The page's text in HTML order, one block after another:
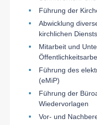
Führung der
Abwicklung
kirchlichen
Mitarbeit und
Führung des
(eMiP)
Führung der
Wiedervorlagen
Vor- und